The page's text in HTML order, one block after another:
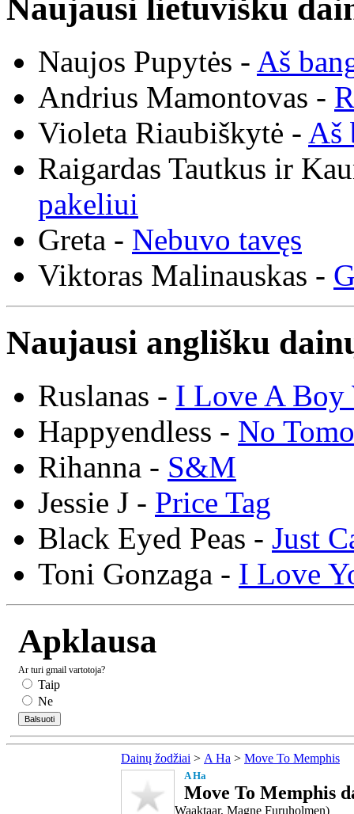
Naujausi lietuvišku
Naujos Pupytės - Aš
Andrius Mamontovas -
Violeta Riaubiškytė - Aš
Raigardas Tautkus ir
pakeliui
Greta - Nebuvo tavęs
Viktoras Malinauskas -
Naujausi anglišku
Ruslanas - I Love A Boy
Happyendless - No
Rihanna - S&M
Jessie J - Price Tag
Black Eyed Peas - Just
Toni Gonzaga - I Love
Apklausa
Ar turi gmail vartotoja?
Taip
Ne
Dainų žodžiai > A Ha > Move To Memphis
A Ha
Move To Memphis
Waaktaar, Magne Furuholmen)